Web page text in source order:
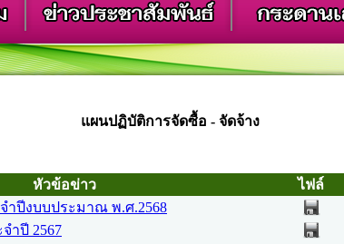
แผนปฏิบัติการจัดซื้อ - จัดจ้าง
หัวข้อข่าว ไฟล์
าปีงบบประมาณ พ.ศ.2568
ำปี 2567